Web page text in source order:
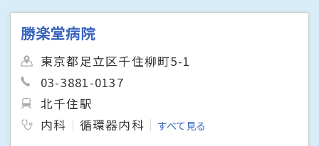
勝楽堂病院
東京都足立区千住柳町5-1
03-3881-0137
北千住駅
内科
循環器内科 すべて見る